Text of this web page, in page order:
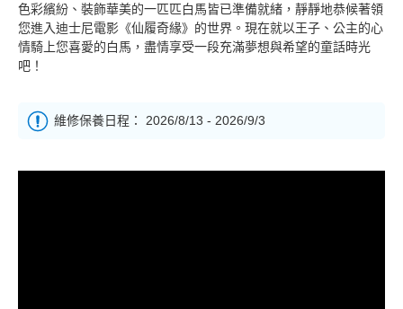
色彩繽紛、裝飾華美的一匹匹白馬皆已準備就緒，靜靜地恭候著領
您進入迪士尼電影《仙履奇緣》的世界。現在就以王子、公主的心
情騎上您喜愛的白馬，盡情享受一段充滿夢想與希望的童話時光
吧！
維修保養日程： 2026/8/13 - 2026/9/3